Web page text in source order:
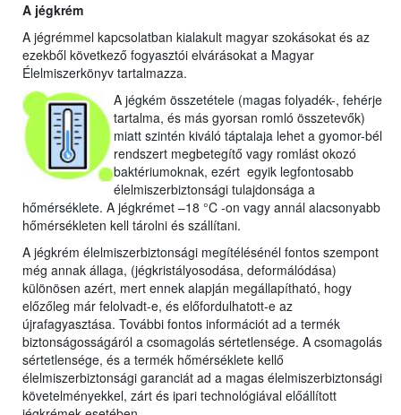
A jégkrém
A jégrémmel kapcsolatban kialakult magyar szokásokat és az
ezekből következő fogyasztói elvárásokat a Magyar
Élelmiszerkönyv tartalmazza.
A jégkém összetétele (magas folyadék-, fehérje
tartalma, és más gyorsan romló összetevők)
miatt szintén kiváló táptalaja lehet a gyomor-bél
rendszert megbetegítő vagy romlást okozó
baktériumoknak, ezért egyik legfontosabb
élelmiszerbiztonsági tulajdonsága a
hőmérséklete. A jégkrémet –18 °C -on vagy annál alacsonyabb
hőmérsékleten kell tárolni és szállítani.
A jégkrém élelmiszerbiztonsági megítélésénél fontos szempont
még annak állaga, (jégkristályosodása, deformálódása)
különösen azért, mert ennek alapján megállapítható, hogy
előzőleg már felolvadt-e, és előfordulhatott-e az
újrafagyasztása. További fontos információt ad a termék
biztonságosságáról a csomagolás sértetlensége. A csomagolás
sértetlensége, és a termék hőmérséklete kellő
élelmiszerbiztonsági garanciát ad a magas élelmiszerbiztonsági
követelményekkel, zárt és ipari technológiával előállított